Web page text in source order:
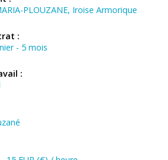
PLOUZANE, Iroise Armorique
:
- 5 mois
: